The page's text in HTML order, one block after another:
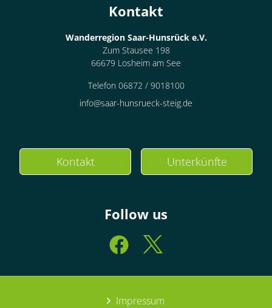
Kontakt
Wanderregion Saar-Hunsrück e.V.
Zum Stausee 198
66679 Losheim am See
Telefon 06872 / 9018100
info@saar-hunsrueck-steig.de
Kontakt Unterkünfte
Follow us
Impressum